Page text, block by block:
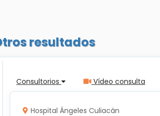
resultados
Consultorios Vídeo consulta
Hospital Ángeles Culiacán